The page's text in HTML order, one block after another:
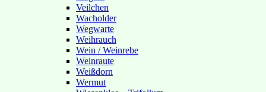
Veilchen
Wacholder
Wegwarte
Weihrauch
Wein / Weinrebe
Weinraute
Weißdorn
Wermut